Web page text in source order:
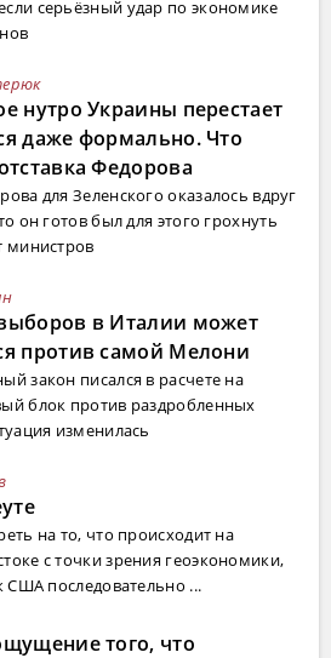
серьёзный удар по экономике
нутро Украины перестает
даже формально. Что
Федорова
для Зеленского оказалось вдруг
он готов был для этого грохнуть
министров
в Италии может
против самой Мелони
закон писался в расчете на
блок против раздробленных
изменилась
на то, что происходит на
с точки зрения геоэкономики,
США последовательно ...
того, что